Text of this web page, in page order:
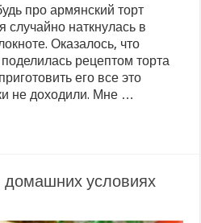
про армянский торт
случайно наткнулась в
Оказалось, что
рецептом торта
его все это
не доходили. Мне …
домашних условиях